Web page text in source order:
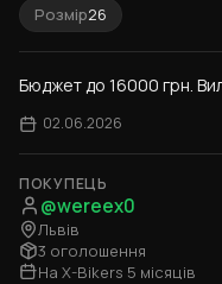
Розмір26
Бюджет до 16000 грн.
02.06.2026
ПОКУПЕЦЬ
@wereex0
Львів
3 оголошення
На X-Bikers 5 місяців